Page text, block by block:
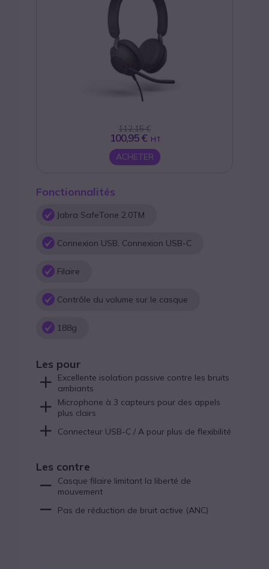
Fonctionnalités
Jabra SafeTone 2.0TM
Connexion USB, Connexion USB-C
Filaire
Contrôle du volume sur le casque
188g
Les pour
Excellente isolation passive contre les bruits
ambiants
Microphone à 3 capteurs pour des appels
plus clairs
Connecteur USB-C / A pour plus de flexibilité
Les contre
Casque filaire limitant la liberté de
mouvement
Pas de réduction de bruit active (ANC)
112,15 €
100,95 € HT
ACHETER